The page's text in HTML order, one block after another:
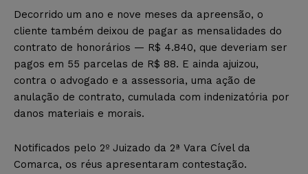
Decorrido um ano e nove meses da apreensão, o
cliente também deixou de pagar as mensalidades do
contrato de honorários — R$ 4.840, que deveriam ser
pagos em 55 parcelas de R$ 88. E ainda ajuizou,
contra o advogado e a assessoria, uma ação de
anulação de contrato, cumulada com indenizatória por
danos materiais e morais.
Notificados pelo 2º Juizado da 2ª Vara Cível da
Comarca, os réus apresentaram contestação.